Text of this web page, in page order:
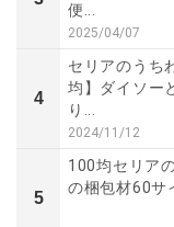
便...
2025/04/07
4
セリアのうち
均】ダイソー
り...
2024/11/12
5
100均セリア
の梱包材60サ